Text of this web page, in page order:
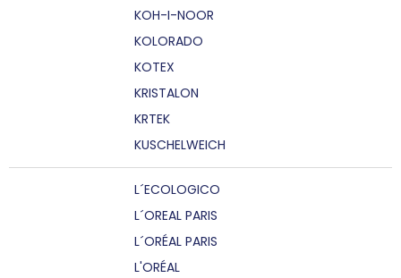
KOH-I-NOOR
KOLORADO
KOTEX
KRISTALON
KRTEK
KUSCHELWEICH
L´ECOLOGICO
L´OREAL PARIS
L´ORÉAL PARIS
L'ORÉAL